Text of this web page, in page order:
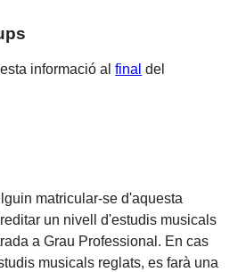
informació alfinal del
matricular-se d'aquesta
un nivell d'estudis musicals
a Grau Professional. En cas
musicals reglats, es farà una